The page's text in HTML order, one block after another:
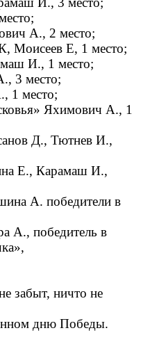
А., 2 место;
Моисеев Е, 1 место;
И., 1 место;
3 место;
1 место;
Яхимович А., 1
Д., Тютнев И.,
Е., Карамаш И.,
в
А., победитель в
забыт, ничто не
дню Победы.